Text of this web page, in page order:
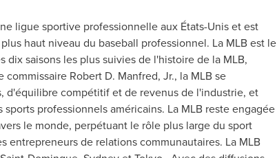
ligue sportive professionnelle aux États-Unis et est
haut niveau du baseball professionnel. La MLB est le
saisons les plus suivies de l'histoire de la MLB,
commissaire Robert D. Manfred, Jr., la MLB se
d'équilibre compétitif et de revenus de l'industrie, et
professionnels américains. La MLB reste engagée
le monde, perpétuant le rôle plus large du sport
de relations communautaires. La MLB